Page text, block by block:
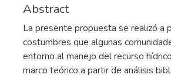
Abstract
La presente propuesta se realizó a
costumbres que algunas
entorno al manejo del recurso
marco teórico a partir de análisis